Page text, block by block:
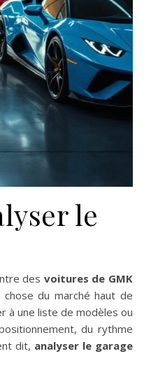
le
des voitures de GMK
du marché haut de
à une liste de modèles ou
du rythme
dit, analyser le garage